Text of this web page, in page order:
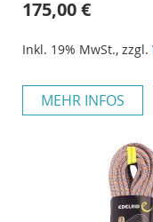
175,00 €
Inkl. 19% MwSt., zzgl.
MEHR INFOS